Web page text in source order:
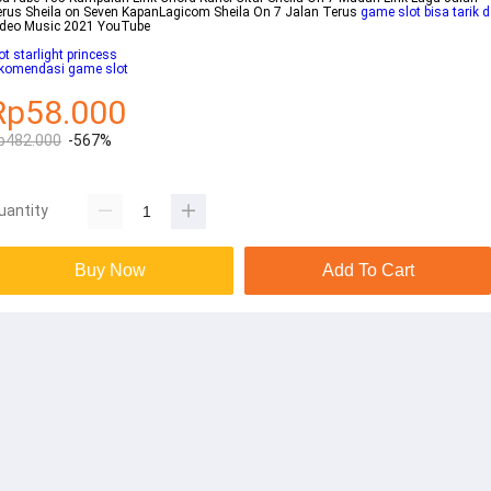
Sheila on Seven KapanLagicom Sheila On 7 Jalan Terus game slot bisa tarik
Music 2021 YouTube
starlight princess
game slot
-567%
Buy Now Add To Cart